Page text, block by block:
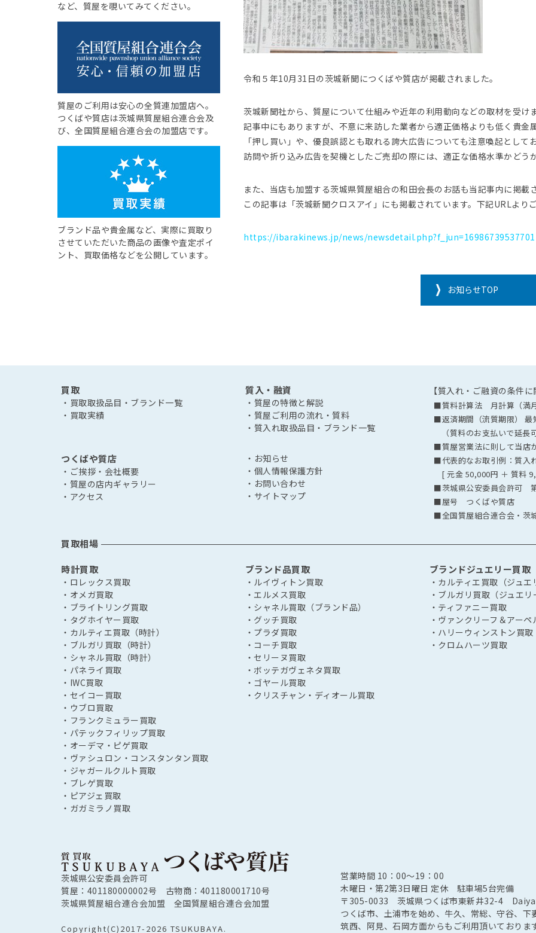
令和５年10月31日の茨城新聞につくばや質店が掲載されました。
茨城新聞社から、質屋について仕組みや近年の利用動向などの取材を受けま
記事中にもありますが、不意に来訪した業者から適正価格よりも低く貴金
「押し買い」や、優良誤認とも取れる誇大広告についても注意喚起として
訪問や折り込み広告を契機としたご売却の際には、適正な価格水準かどう
また、当店も加盟する茨城県質屋組合の和田会長のお話も当記事内に掲載
この記事は「茨城新聞クロスアイ」にも掲載されています。下記URLより
https://ibarakinews.jp/news/newsdetail.php?f_jun=16986739537701
お知らせTOP
など、質屋を覗いてみてください。
質屋のご利用は安心の全質連加盟店へ。
つくばや質店は茨城県質屋組合連合会及
び、全国質屋組合連合会の加盟店です。
ブランド品や貴金属など、実際に買取り
させていただいた商品の画像や査定ポイ
ント、買取価格などを公開しています。
買取
・買取取扱品目・ブランド一覧
・買取実績
質入・融資
・質屋の特徴と解説
・質屋ご利用の流れ・質料
・質入れ取扱品目・ブランド一覧
つくばや質店
・ご挨拶・会社概要
・質屋の店内ギャラリー
・アクセス
・お知らせ
・個人情報保護方針
・お問い合わせ
・サイトマップ
【質入れ・ご融資の条件に
■質料計算法 月計算（満月
■返済期間（流質期限） 最
（質料のお支払いで延長
■質屋営業法に則して当店
■代表的なお取引例：質入
[ 元金 50,000円 ＋ 質料
■茨城県公安委員会許可
■屋号 つくばや質店
■全国質屋組合連合会・茨
買取相場
時計買取
・ロレックス買取
・オメガ買取
・ブライトリング買取
・タグホイヤー買取
・カルティエ買取（時計）
・ブルガリ買取（時計）
・シャネル買取（時計）
・パネライ買取
・IWC買取
・セイコー買取
・ウブロ買取
・フランクミュラー買取
・パテックフィリップ買取
・オーデマ・ピゲ買取
・ヴァシュロン・コンスタンタン買取
・ジャガールクルト買取
・ブレゲ買取
・ピアジェ買取
・ガガミラノ買取
ブランド品買取
・ルイヴィトン買取
・エルメス買取
・シャネル買取（ブランド品）
・グッチ買取
・プラダ買取
・コーチ買取
・セリーヌ買取
・ボッテガヴェネタ買取
・ゴヤール買取
・クリスチャン・ディオール買取
ブランドジュエリー買取
・カルティエ買取（ジュエ
・ブルガリ買取（ジュエリ
・ティファニー買取
・ヴァンクリーフ＆アーペ
・ハリーウィンストン買取
・クロムハーツ買取
茨城県公安委員会許可
質屋：401180000002号 古物商：401180001710号
茨城県質屋組合連合会加盟 全国質屋組合連合会加盟
Copyright(C)2017-2026 TSUKUBAYA.
営業時間 10：00〜19：00
木曜日・第2第3日曜日 定休 駐車場5台完備
〒305-0033 茨城県つくば市東新井32-4
つくば市、土浦市を始め、牛久、常総、守谷、下
筑西、阿見、石岡方面からもご利用頂いておりま